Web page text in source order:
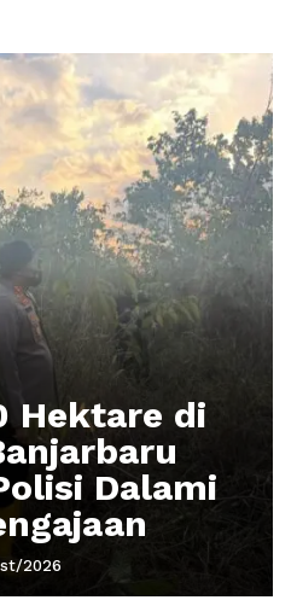
Hektare di
Dalami
2026